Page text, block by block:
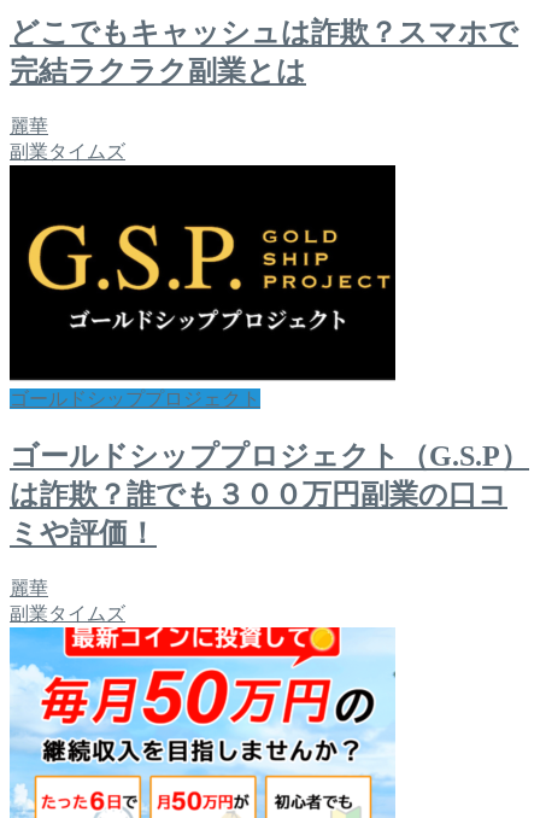
どこでもキャッシュは詐欺？スマホで
完結ラクラク副業とは
麗華
副業タイムズ
ゴールドシッププロジェクト
ゴールドシッププロジェクト（G.S.P）
は詐欺？誰でも３００万円副業の口コ
ミや評価！
麗華
副業タイムズ